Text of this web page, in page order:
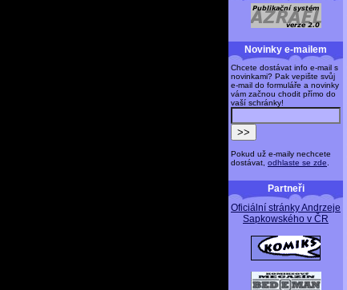
Novinky e-mailem
Chcete dostávat info e-mail s
novinkami? Pak vepište svůj
e-mail do formuláře a novinky
vám začnou chodit přímo do
vaší schránky!
Pokud už e-maily nechcete
dostávat, odhlaste se zde
Partneři
Oficiální stránky Andrzeje
Sapkowského v ČR